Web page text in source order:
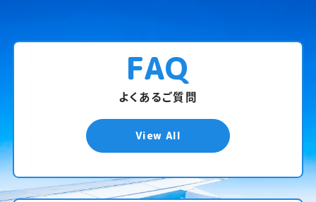
FAQ
よくあるご質問
View All